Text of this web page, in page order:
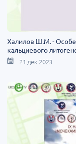
Халилов Ш.М. -
кальциевого
21 дек 2023